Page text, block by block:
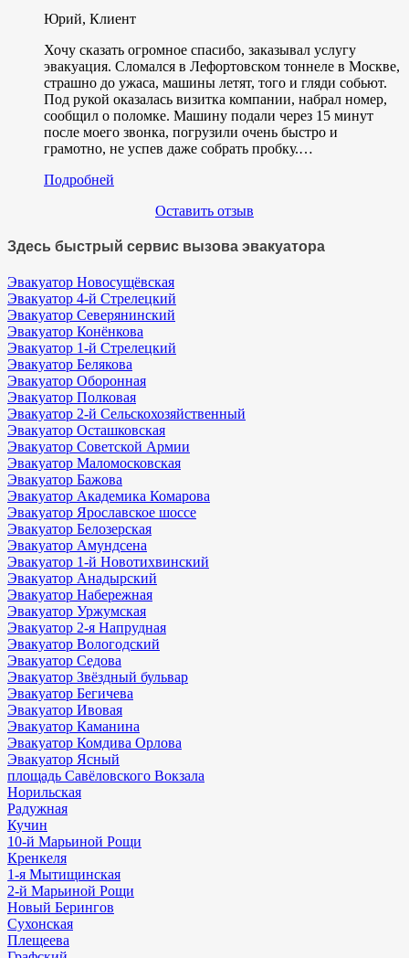
Юрий, Клиент
Хочу сказать огромное спасибо, заказывал услугу
эвакуация. Сломался в Лефортовском тоннеле в Москве,
страшно до ужаса, машины летят, того и гляди собьют.
Под рукой оказалась визитка компании, набрал номер,
сообщил о поломке. Машину подали через 15 минут
после моего звонка, погрузили очень быстро и
грамотно, не успев даже собрать пробку.…
Подробней
Оставить отзыв
Здесь быстрый сервис вызова эвакуатора
Эвакуатор Новосущёвская
Эвакуатор 4-й Стрелецкий
Эвакуатор Северянинский
Эвакуатор Конёнкова
Эвакуатор 1-й Стрелецкий
Эвакуатор Белякова
Эвакуатор Оборонная
Эвакуатор Полковая
Эвакуатор 2-й Сельскохозяйственный
Эвакуатор Осташковская
Эвакуатор Советской Армии
Эвакуатор Маломосковская
Эвакуатор Бажова
Эвакуатор Академика Комарова
Эвакуатор Ярославское шоссе
Эвакуатор Белозерская
Эвакуатор Амундсена
Эвакуатор 1-й Новотихвинский
Эвакуатор Анадырский
Эвакуатор Набережная
Эвакуатор Уржумская
Эвакуатор 2-я Напрудная
Эвакуатор Вологодский
Эвакуатор Седова
Эвакуатор Звёздный бульвар
Эвакуатор Бегичева
Эвакуатор Ивовая
Эвакуатор Каманина
Эвакуатор Комдива Орлова
Эвакуатор Ясный
площадь Савёловского Вокзала
Норильская
Радужная
Кучин
10-й Марьиной Рощи
Кренкеля
1-я Мытищинская
2-й Марьиной Рощи
Новый Берингов
Сухонская
Плещеева